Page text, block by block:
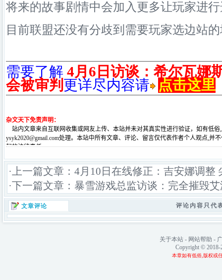
将来的故事剧情中会加入更多让玩家进
目前联盟还没有分歧到需要玩家选边站
需要了解 4月6日访谈：希尔瓦娜
会被审判 更详尽内容请 点击这里
·上一篇文章： 4月10日在线修正：吉安娜调整
·下一篇文章： 暴雪游戏总监访谈：完全摧毁
文章评论 评论内容只代
关于本站- 网站帮助 -
Copyright ©
本章如有低俗,版权或